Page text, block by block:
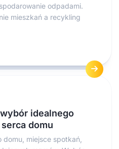
odpadami.
mieszkań a recykling
idealnego
domu
miejsce spotkań,